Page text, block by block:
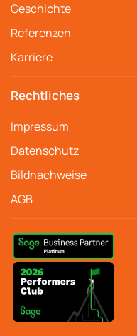
Geschichte
Referenzen
Karriere
Rechtliches
Impressum
Datenschutz
Bildnachweise
AGB